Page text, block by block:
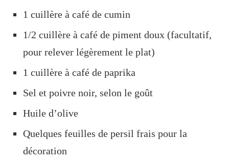
1 cuillère à café de cumin
1/2 cuillère à café de piment doux (facultatif,
pour relever légèrement le plat)
1 cuillère à café de paprika
Sel et poivre noir, selon le goût
Huile d’olive
Quelques feuilles de persil frais pour la
décoration